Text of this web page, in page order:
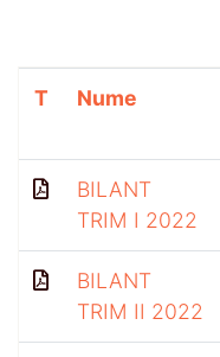
T Nume
BILANT
TRIM I 2022
BILANT
TRIM II 2022